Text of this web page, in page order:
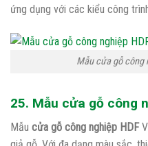
ứng dụng với các kiểu công
Mẫu cửa gỗ công
25. Mẫu cửa gỗ công
Mẫu cửa gỗ công nghiệp HDF